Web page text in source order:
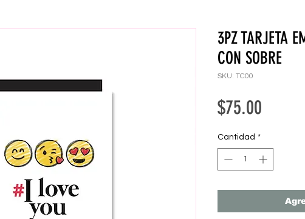
3PZ TARJETA
CON SOBRE
SKU: TC00
$75.00
Cantidad *